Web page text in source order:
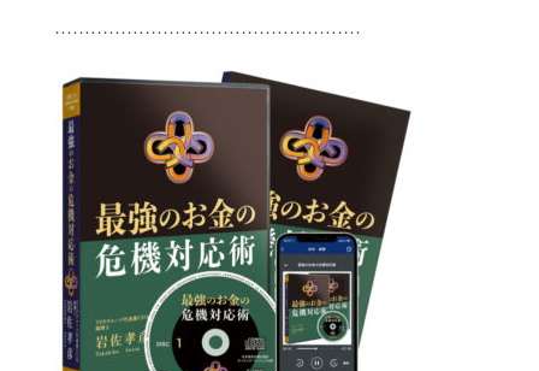
……………………………………………